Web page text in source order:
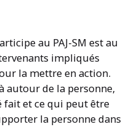
au PAJ-SM est au
impliqués
la mettre en action.
autour de la personne,
fait et ce qui peut être
la personne dans